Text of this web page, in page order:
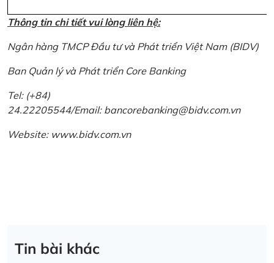
Thông tin chi tiết vui lòng liên hệ:
Ngân hàng TMCP Đầu tư và Phát triển Việt Nam (BIDV)
Ban Quản lý và Phát triển Core Banking
Tel: (+84)
24.22205544/Email: bancorebanking@bidv.com.vn
Website: www.bidv.com.vn
Tin bài khác